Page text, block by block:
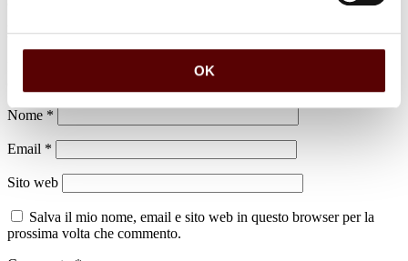
OK
Lascia un commento
Il tuo indirizzo email non sarà pubblicato.
Nome *
Email *
Sito web
Salva il mio nome, email e sito web in questo browser per la
prossima volta che commento.